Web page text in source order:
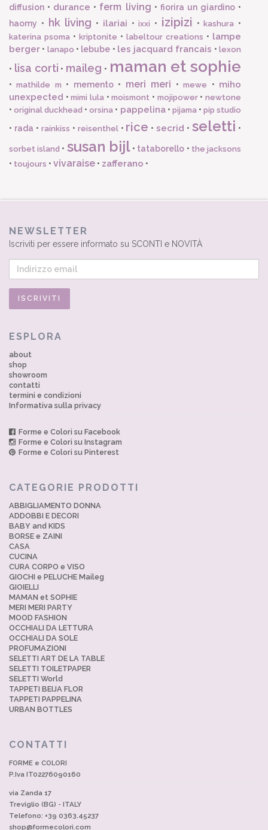
diffusion • durance • ferm living • fiorira un giardino•
haomy • hk living • ilariai •ixxi • izipizi •kashura •
katerina psoma • kriptonite • labeltour creations • lampe
berger • lanapo • lebube • les jacquard francais •lexon
• lisa corti • maileg • maman et sophie
•mathilde m • memento• meri meri •mewe • miho
unexpected •mimi lula •moismont • mojipower•newtone
•original duckhead •orsina • pappelina• pijama • pip studio
• rada • rainkiss • reisenthel• rice •secrid •seletti •
sorbet island • susan bijl• tataborello • the jacksons
• toujours • vivaraise • zafferano •
NEWSLETTER
Iscriviti per essere informato su SCONTI e NOVITÀ
ESPLORA
about
shop
showroom
contatti
termini e condizioni
Informativa sulla privacy
Forme e Colori su Facebook
Forme e Colori su Instagram
Forme e Colori su Pinterest
CATEGORIE PRODOTTI
ABBIGLIAMENTO DONNA
ADDOBBI E DECORI
BABY and KIDS
BORSE e ZAINI
CASA
CUCINA
CURA CORPO e VISO
GIOCHI e PELUCHE Maileg
GIOIELLI
MAMAN et SOPHIE
MERI MERI PARTY
MOOD FASHION
OCCHIALI DA LETTURA
OCCHIALI DA SOLE
PROFUMAZIONI
SELETTI ART DE LA TABLE
SELETTI TOILETPAPER
SELETTI World
TAPPETI BEIJA FLOR
TAPPETI PAPPELINA
URBAN BOTTLES
CONTATTI
FORME e COLORI
P.Iva IT02276090160
via Zanda 17
Treviglio (BG) - ITALY
Telefono: +39 0363.45237
shop@formecolori.com